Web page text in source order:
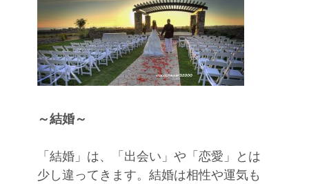
～結婚～
「結婚」は、「出会い」や「恋愛」とは
少し違ってきます。結婚は相性や運気も